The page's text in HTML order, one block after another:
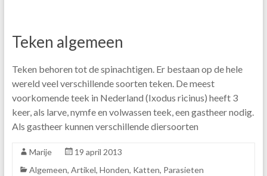
Teken algemeen
Teken behoren tot de spinachtigen. Er bestaan op de hele
wereld veel verschillende soorten teken. De meest
voorkomende teek in Nederland (Ixodus ricinus) heeft 3
keer, als larve, nymfe en volwassen teek, een gastheer nodig.
Als gastheer kunnen verschillende diersoorten
Marije
19 april 2013
Algemeen, Artikel, Honden, Katten, Parasieten